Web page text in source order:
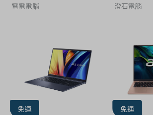
電電電腦 澄石電腦
免運 免運